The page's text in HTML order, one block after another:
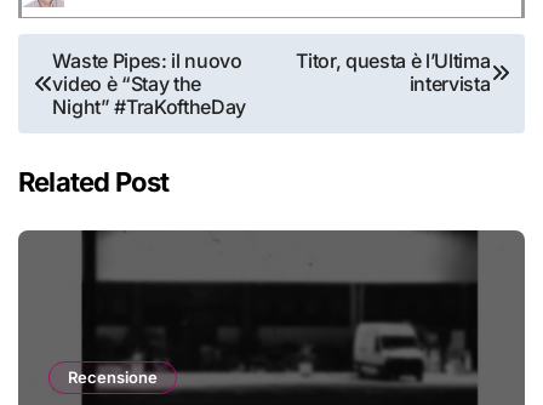
Navigazione
articoli
Waste Pipes: il nuovo
video è “Stay the
Night” #TraKoftheDay
Titor, questa è l’Ultima
intervista
Related Post
Recensione